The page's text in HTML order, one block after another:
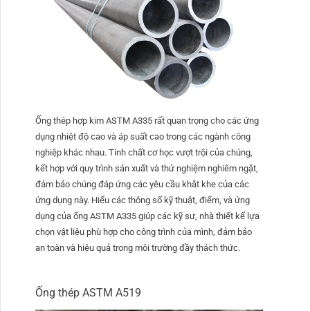
Ống thép hợp kim ASTM A335 rất quan trọng cho các ứng
dụng nhiệt độ cao và áp suất cao trong các ngành công
nghiệp khác nhau. Tính chất cơ học vượt trội của chúng,
kết hợp với quy trình sản xuất và thử nghiệm nghiêm ngặt,
đảm bảo chúng đáp ứng các yêu cầu khắt khe của các
ứng dụng này. Hiểu các thông số kỹ thuật, điểm, và ứng
dụng của ống ASTM A335 giúp các kỹ sư, nhà thiết kế lựa
chọn vật liệu phù hợp cho công trình của mình, đảm bảo
an toàn và hiệu quả trong môi trường đầy thách thức.
Ống thép ASTM A519